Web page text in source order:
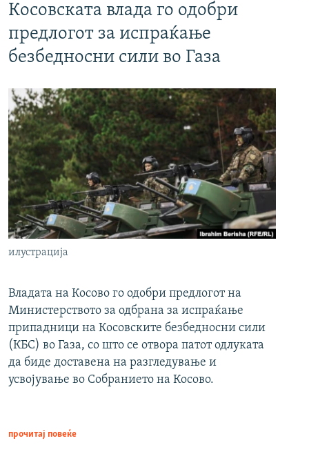
Косовската влада го одобри
предлогот за испраќање
безбедносни сили во Газа
илустрација
Владата на Косово го одобри предлогот на
Министерството за одбрана за испраќање
припадници на Косовските безбедносни сили
(КБС) во Газа, со што се отвора патот одлуката
да биде доставена на разгледување и
усвојување во Собранието на Косово.
прочитај повеќе